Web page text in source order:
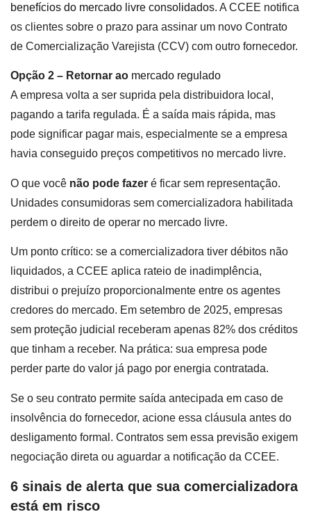
benefícios do mercado livre consolidados. A CCEE notifica
os clientes sobre o prazo para assinar um novo Contrato
de Comercialização Varejista (CCV) com outro fornecedor.
Opção 2 – Retornar ao mercado regulado
A empresa volta a ser suprida pela distribuidora local,
pagando a tarifa regulada. É a saída mais rápida, mas
pode significar pagar mais, especialmente se a empresa
havia conseguido preços competitivos no mercado livre.
O que você não pode fazer é ficar sem representação.
Unidades consumidoras sem comercializadora habilitada
perdem o direito de operar no mercado livre.
Um ponto crítico: se a comercializadora tiver débitos não
liquidados, a CCEE aplica rateio de inadimplência,
distribui o prejuízo proporcionalmente entre os agentes
credores do mercado. Em setembro de 2025, empresas
sem proteção judicial receberam apenas 82% dos créditos
que tinham a receber. Na prática: sua empresa pode
perder parte do valor já pago por energia contratada.
Se o seu contrato permite saída antecipada em caso de
insolvência do fornecedor, acione essa cláusula antes do
desligamento formal. Contratos sem essa previsão exigem
negociação direta ou aguardar a notificação da CCEE.
6 sinais de alerta que sua comercializadora
está em risco